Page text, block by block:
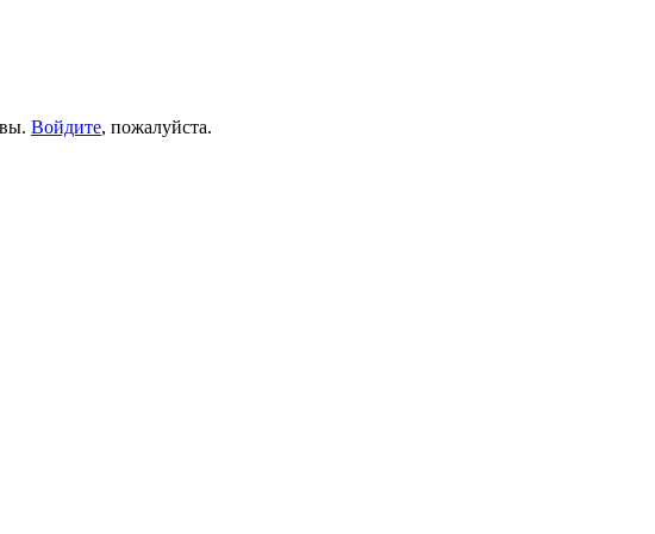
Войдите, пожалуйста.